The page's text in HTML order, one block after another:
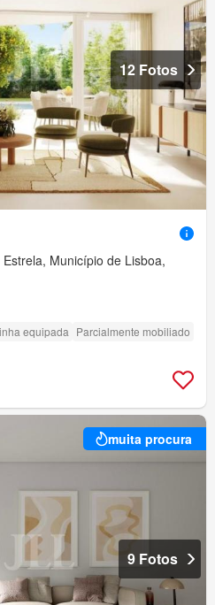
12 Fotos
Município de Lisboa,
equipada Parcialmente mobiliado
muita procura
9 Fotos